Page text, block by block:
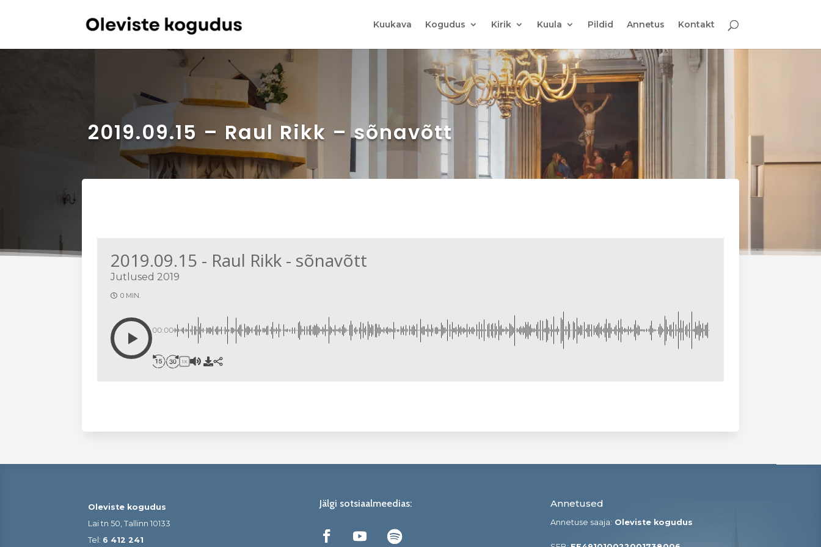
Kuukava Kogudus Kirik Kuula Pildid Annetus Kontakt
2019.09.15 – Raul Rikk – sõnavõtt
2019.09.15 - Raul Rikk - sõnavõtt
Jutlused 2019
0 MIN.
00:00
1X
Oleviste kogudus
Lai tn 50, Tallinn 10133
Tel: 6 412 241
Jälgi sotsiaalmeedias: Annetused
Annetuse saaja: Oleviste kogudus